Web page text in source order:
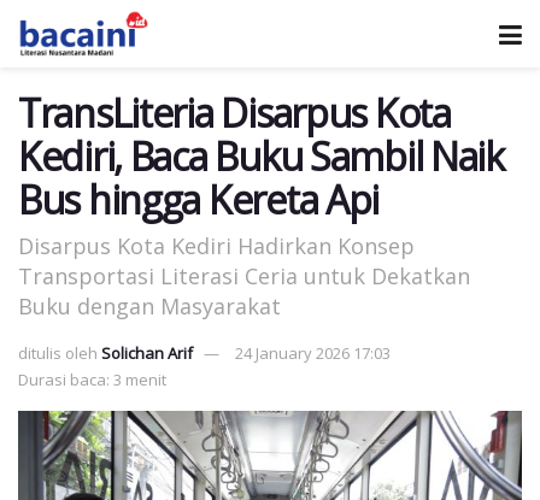
TransLiteria Disarpus Kota
Kediri, Baca Buku Sambil Naik
Bus hingga Kereta Api
Disarpus Kota Kediri Hadirkan Konsep
Transportasi Literasi Ceria untuk Dekatkan
Buku dengan Masyarakat
ditulis oleh Solichan Arif
24 January 2026 17:03
Durasi baca: 3 menit